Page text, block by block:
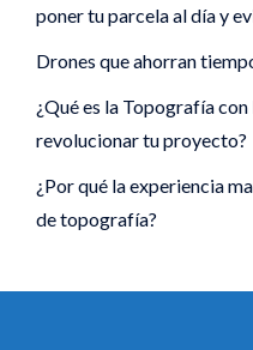
poner tu parcela al día y
Drones que ahorran
¿Qué es la Topografía
revolucionar tu proyecto?
¿Por qué la experiencia
de topografía?